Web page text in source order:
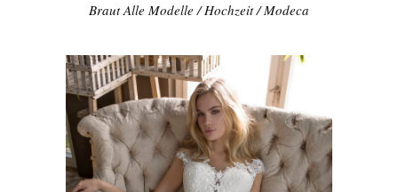
Braut Alle Modelle /Hochzeit/Modeca